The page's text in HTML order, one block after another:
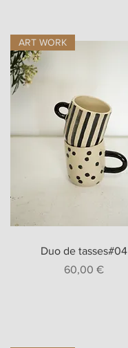
Aperçu rapide
ART WORK
Duo de tasses#04
Prix
60,00 €